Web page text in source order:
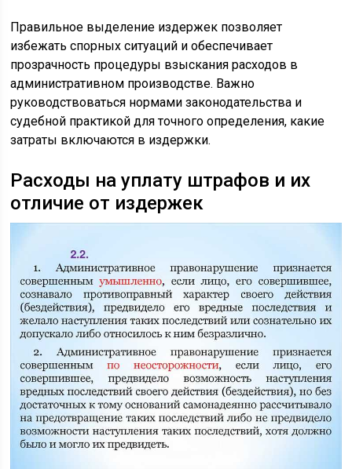
Правильное выделение издержек позволяет
избежать спорных ситуаций и обеспечивает
прозрачность процедуры взыскания расходов в
административном производстве. Важно
руководствоваться нормами законодательства и
судебной практикой для точного определения, какие
затраты включаются в издержки.
Расходы на уплату штрафов и их
отличие от издержек